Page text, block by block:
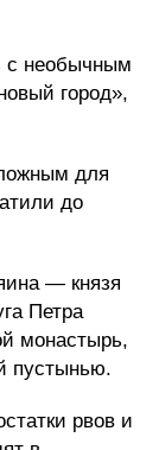
с необычным
город»,
для
до
— князя
Петра
монастырь,
пустынью.
рвов и